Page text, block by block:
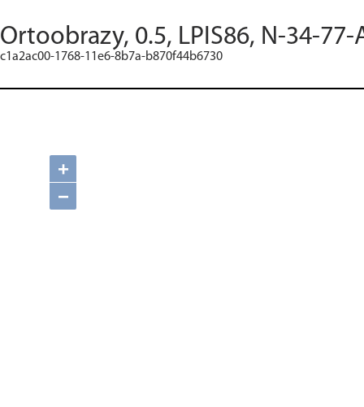
Ortoobrazy, 0.5, LPIS86, N-34-
c1a2ac00-1768-11e6-8b7a-b870f44b6730
+
−